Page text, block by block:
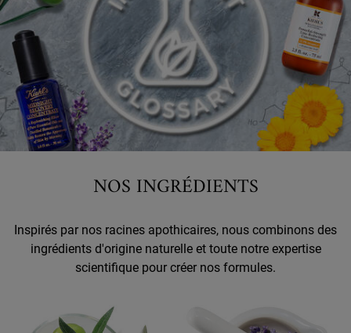
NOS INGRÉDIENTS
Inspirés par nos racines apothicaires, nous combinons des
ingrédients d'origine naturelle et toute notre expertise
scientifique pour créer nos formules.